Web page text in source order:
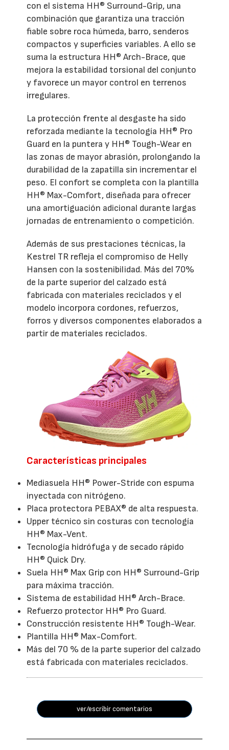
con el sistema HH® Surround-Grip, una
combinación que garantiza una tracción
fiable sobre roca húmeda, barro, senderos
compactos y superficies variables. A ello se
suma la estructura HH® Arch-Brace, que
mejora la estabilidad torsional del conjunto
y favorece un mayor control en terrenos
irregulares.
La protección frente al desgaste ha sido
reforzada mediante la tecnología HH® Pro
Guard en la puntera y HH® Tough-Wear en
las zonas de mayor abrasión, prolongando la
durabilidad de la zapatilla sin incrementar el
peso. El confort se completa con la plantilla
HH® Max-Comfort, diseñada para ofrecer
una amortiguación adicional durante largas
jornadas de entrenamiento o competición.
Además de sus prestaciones técnicas, la
Kestrel TR refleja el compromiso de Helly
Hansen con la sostenibilidad. Más del 70%
de la parte superior del calzado está
fabricada con materiales reciclados y el
modelo incorpora cordones, refuerzos,
forros y diversos componentes elaborados a
partir de materiales reciclados.
Características principales
Mediasuela HH® Power-Stride con espuma
inyectada con nitrógeno.
Placa protectora PEBAX® de alta respuesta.
Upper técnico sin costuras con tecnología
HH® Max-Vent.
Tecnología hidrófuga y de secado rápido
HH® Quick Dry.
Suela HH® Max Grip con HH® Surround-Grip
para máxima tracción.
Sistema de estabilidad HH® Arch-Brace.
Refuerzo protector HH® Pro Guard.
Construcción resistente HH® Tough-Wear.
Plantilla HH® Max-Comfort.
Más del 70 % de la parte superior del calzado
está fabricada con materiales reciclados.
ver/escribir comentarios